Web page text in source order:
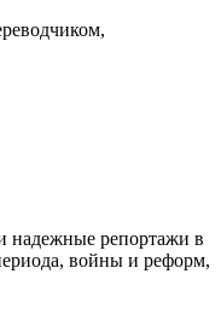
надежные репортажи в
войны и реформ,